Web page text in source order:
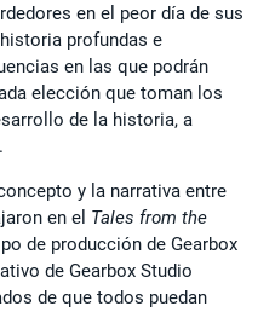
en el peor día de sus
profundas e
en las que podrán
elección que toman los
de la historia, a
y la narrativa entre
en el Tales from the
de producción de Gearbox
de Gearbox Studio
de que todos puedan